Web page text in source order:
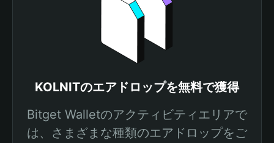
KOLNITのエアドロップを無料で獲得
Bitget Walletのアクティビティエリアで
は、さまざまな種類のエアドロップをご